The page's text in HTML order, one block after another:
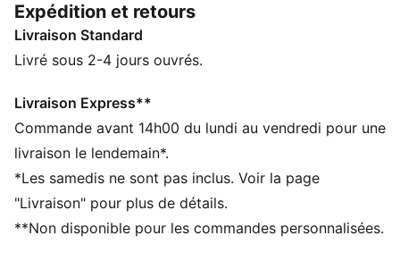
téléphone. La taille réglable assure un ajustement
parfait à chaque run. Profite de ton run, et cours
l’esprit libre.
Confectionné avec un minimum de 50 % de matériaux
recyclés
dryCELL : la technologie PUMA évacue l’humidité du
activités
DÉTAILS
Coupe moulante
Expédition et retours
Livraison Standard
Livré sous 2-4 jours ouvrés.
Livraison Express**
Commande avant 14h00 du lundi au vendredi pour une
livraison le lendemain*.
*Les samedis ne sont pas inclus. Voir la page
"Livraison" pour plus de détails.
**Non disponible pour les commandes personnalisées.